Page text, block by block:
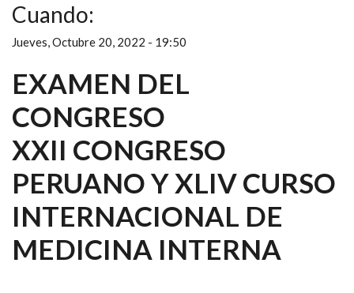
Cuando:
Jueves, Octubre 20, 2022 - 19:50
EXAMEN DEL
CONGRESO
XXII CONGRESO
PERUANO Y XLIV CURSO
INTERNACIONAL DE
MEDICINA INTERNA